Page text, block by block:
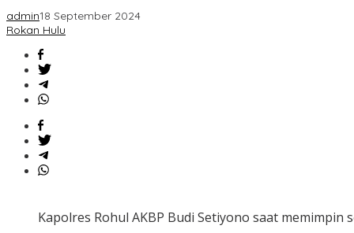
admin18 September 2024
Rokan Hulu
Kapolres Rohul AKBP Budi Setiyono saat